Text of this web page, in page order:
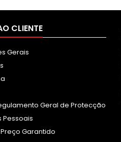
CLIENTE
Gerais
Geral de Protecção
Pessoais
Garantido